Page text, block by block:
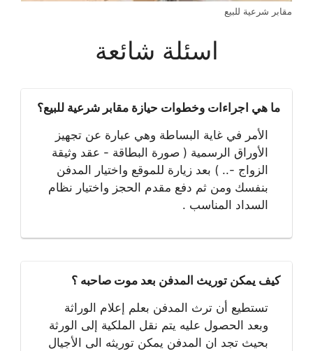
مقابر شرعية للبيع
اسئلة شائعة
ما هي اجراءات وخطوات حيازة مقابر شرعية للبيع؟
الأمر في غاية البساطة وهي عبارة عن تجهيز
الأوراق الرسمية ( صورة البطاقة - عقد وثيقة
الزواج -.. ) بعد زيارة للموقع واختيار المدفن
بنفسك ومن ثم دفع مقدم الحجز واختيار نظام
السداد المناسب .
كيف يمكن توريث المدفن بعد موت صاحبه ؟
تستطيع أن ترث المدفن بعلم إعلام الوراثة
وبعد الحصول عليه يتم نقل الملكية إلى الورثة
بحيث تجد ان المدفن يمكن توريثه الى الأجيال